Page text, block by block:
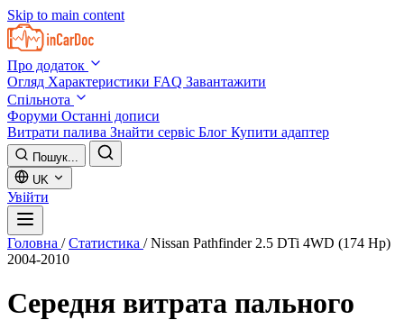
Skip to main content
Про додаток
Огляд Характеристики FAQ Завантажити
Спільнота
Форуми Останні дописи
Витрати палива Знайти сервіс Блог Купити адаптер
Пошук...
UK
Увійти
Головна / Статистика / Nissan Pathfinder 2.5 DTi 4WD (174 Hp)
2004-2010
Середня витрата пального